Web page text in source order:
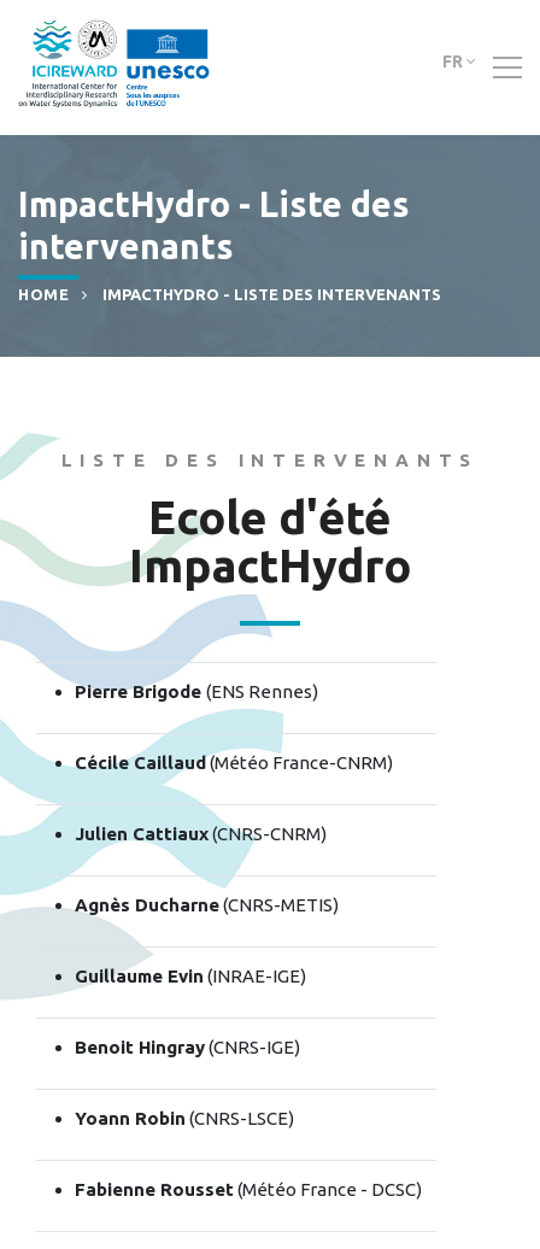
FR
ImpactHydro - Liste des
intervenants
HOME IMPACTHYDRO - LISTE DES INTERVENANTS
LISTE DES INTERVENANTS
Ecole d'été
ImpactHydro
Pierre Brigode (ENS Rennes)
Cécile Caillaud(Météo France-CNRM)
Julien Cattiaux(CNRS-CNRM)
Agnès Ducharne(CNRS-METIS)
Guillaume Evin (INRAE-IGE)
Benoit Hingray(CNRS-IGE)
Yoann Robin (CNRS-LSCE)
Fabienne Rousset(Météo France - DCSC)